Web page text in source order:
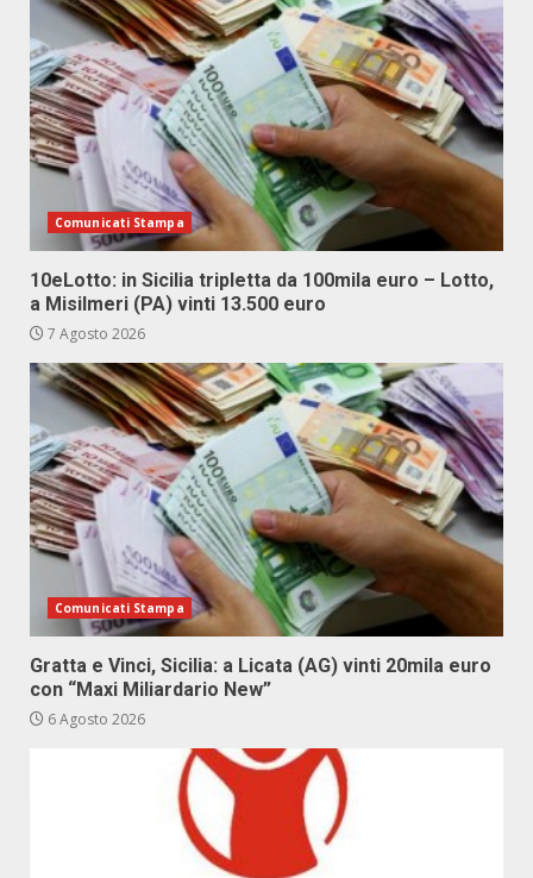
Comunicati Stampa
10eLotto: in Sicilia tripletta da 100mila euro – Lotto,
a Misilmeri (PA) vinti 13.500 euro
7 Agosto 2026
Comunicati Stampa
Gratta e Vinci, Sicilia: a Licata (AG) vinti 20mila euro
con “Maxi Miliardario New”
6 Agosto 2026